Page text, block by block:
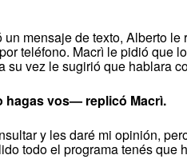
mensaje de texto, Alberto
teléfono. Macrì le pidió que
su vez le sugirió que hablara
hagas vos— replicó Macrì.
y les daré mi opinión,
todo el programa tenés que